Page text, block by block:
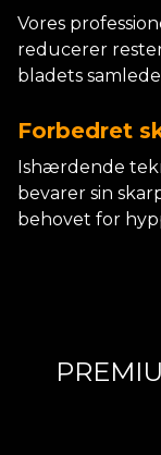
Vores
reducerer
bladets
Forbedret
Ishærdende
bevarer sin
behovet for